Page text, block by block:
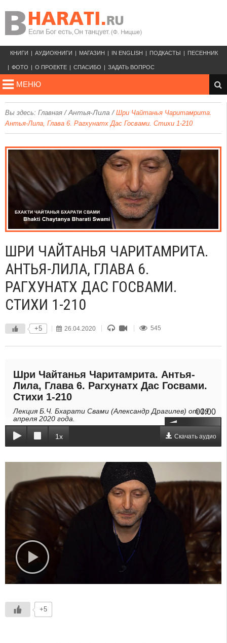
КНИГИ АУДИОКНИГИ МАГАЗИН IN ENGLISH ПОДКАСТЫ ПЕСЕННИК
ФОТО О ПРОЕКТЕ СПАСИБО ЗАДАТЬ ВОПРОС
МЕНЮ
Вы здесь: Главная /Антья-Лила / Шри Чайтанья Чаритамрита.
Антья-Лила, Глава 6. Рагхунатх Дас Госвами. Стихи 1-210
ШРИ ЧАЙТАНЬЯ ЧАРИТАМРИТА.
АНТЬЯ-ЛИЛА, ГЛАВА 6.
РАГХУНАТХ ДАС ГОСВАМИ.
СТИХИ 1-210
+5 26.04.2020 545
Шри Чайтанья Чаритамрита. Антья-
Лила, Глава 6. Рагхунатх Дас Госвами.
Стихи 1-210
Лекция Б.Ч. Бхарати Свами (Александр Драгилев) от 19
апреля 2020 года.
00:00
1x Скачать аудио
+5